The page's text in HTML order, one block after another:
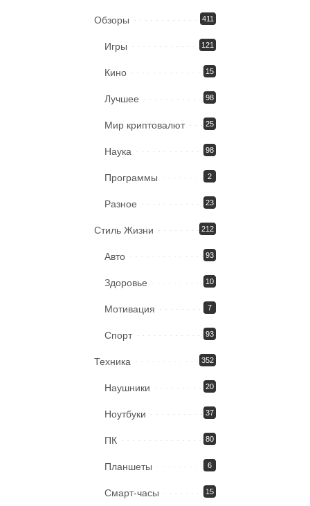
Обзоры 411
Игры 121
Кино 15
Лучшее 98
Мир криптовалют 25
Наука 98
Программы 2
Разное 23
Стиль Жизни 212
Авто 93
Здоровье 10
Мотивация 7
Спорт 93
Техника 352
Наушники 20
Ноутбуки 37
ПК 80
Планшеты 6
Смарт-часы 15